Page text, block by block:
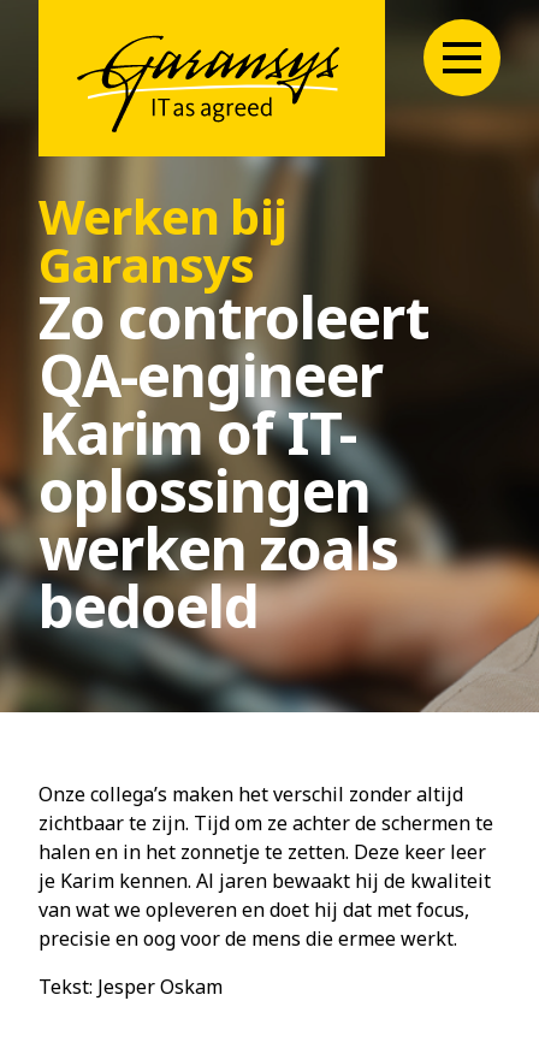
Werken bij
Garansys
Zo controleert
QA-engineer
Karim of IT-
oplossingen
werken zoals
bedoeld
Onze collega’s maken het verschil zonder altijd
zichtbaar te zijn. Tijd om ze achter de schermen te
halen en in het zonnetje te zetten. Deze keer leer
je Karim kennen. Al jaren bewaakt hij de kwaliteit
van wat we opleveren en doet hij dat met focus,
precisie en oog voor de mens die ermee werkt.
Tekst: Jesper Oskam